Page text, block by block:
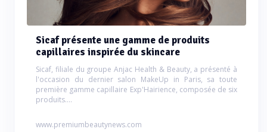
Sicaf présente une gamme de produits
capillaires inspirée du skincare
Sicaf, filiale du groupe Anjac Health & Beauty, a présenté à
l'occasion du dernier salon MakeUp in Paris, sa toute
première gamme capillaire Exp'Hairience, composée de six
produits....
www.premiumbeautynews.com